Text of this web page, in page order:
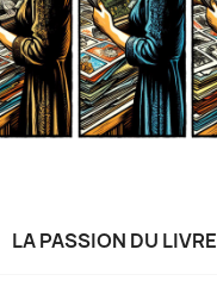
LA PASSION DU LIVRE